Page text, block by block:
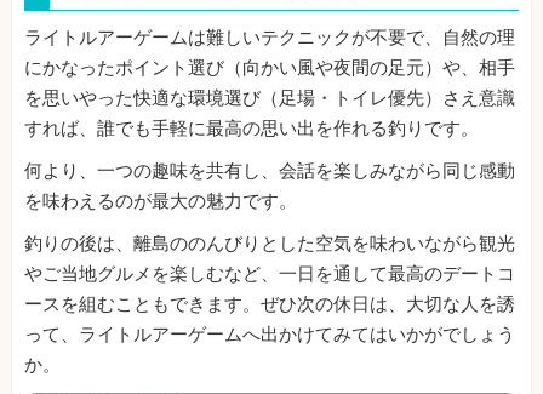
ライトルアーゲームは難しいテクニックが不要で、自然の理
にかなったポイント選び（向かい風や夜間の足元）や、相手
を思いやった快適な環境選び（足場・トイレ優先）さえ意識
すれば、誰でも手軽に最高の思い出を作れる釣りです。
何より、一つの趣味を共有し、会話を楽しみながら同じ感動
を味わえるのが最大の魅力です。
釣りの後は、離島ののんびりとした空気を味わいながら観光
やご当地グルメを楽しむなど、一日を通して最高のデートコ
ースを組むこともできます。ぜひ次の休日は、大切な人を誘
って、ライトルアーゲームへ出かけてみてはいかがでしょう
か。